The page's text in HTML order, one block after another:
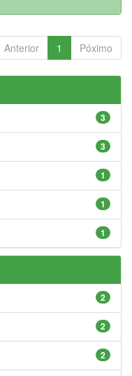
Anterior 1 Póximo
3
3
1
1
1
2
2
2